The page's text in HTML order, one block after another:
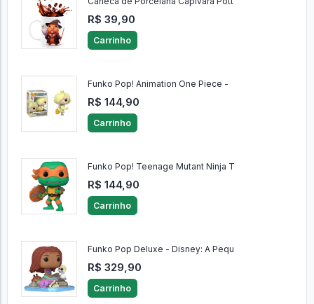
R$ 39,90
Carrinho
Funko Pop! Animation One Piece -
R$ 144,90
Carrinho
Funko Pop! Teenage Mutant Ninja T
R$ 144,90
Carrinho
Funko Pop Deluxe - Disney: A Pequ
R$ 329,90
Carrinho